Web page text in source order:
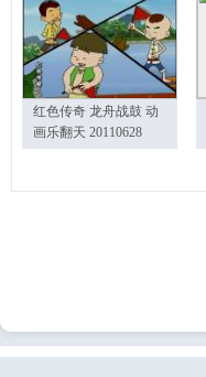
红色传奇 龙舟战鼓 动
画乐翻天 20110628